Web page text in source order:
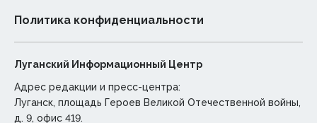
Политика конфиденциальности
Луганский Информационный Центр
Адрес редакции и пресс-центра:
Луганск, площадь Героев Великой Отечественной войны,
д. 9, офис 419.